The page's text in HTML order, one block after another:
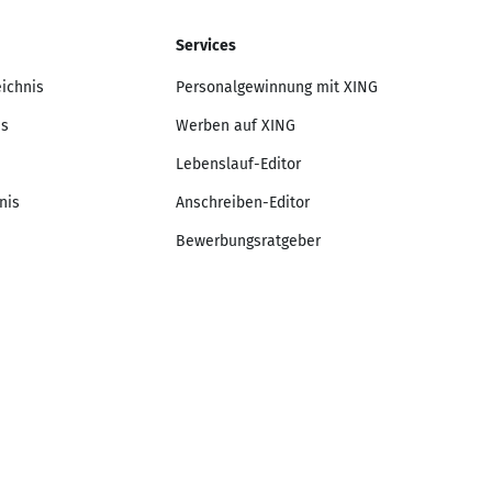
Services
Personalgewinnung mit XING
Werben auf XING
Lebenslauf-Editor
Anschreiben-Editor
Bewerbungsratgeber